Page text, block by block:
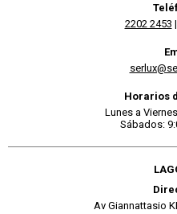
2202 2453 |
Horarios
Lunes a
Sábados:
Av Giannattasio